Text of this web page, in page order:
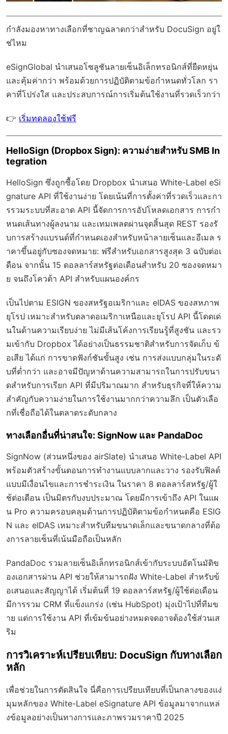
กำลังมองหาทางเลือกที่ชาญฉลาดกว่าสำหรับ DocuSign อยู่ใ
ช่ไหม
eSignGlobal นำเสนอโซลูชันลายเซ็นอิเล็กทรอนิกส์ที่ยืดหยุ่น
และคุ้มค่ากว่า พร้อมด้วยการปฏิบัติตามข้อกำหนดทั่วโลก รา
คาที่โปร่งใส และประสบการณ์การเริ่มต้นใช้งานที่รวดเร็วกว่า
👉 เริ่มทดลองใช้ฟรี
HelloSign (Dropbox Sign): ความง่ายสำหรับ SMB In
tegration
HelloSign ซึ่งถูกซื้อโดย Dropbox นำเสนอ White-Label eSi
gnature API ที่ใช้งานง่าย โดยเน้นที่การตั้งค่าที่รวดเร็วและกา
รรวมระบบที่สะอาด API นี้จัดการการอัปโหลดเอกสาร การกำ
หนดเส้นทางผู้ลงนาม และเทมเพลตผ่านจุดสิ้นสุด REST รองรั
บการสร้างแบรนด์ที่กำหนดเองสำหรับหน้าลายเซ็นและอีเมล ร
าคาขึ้นอยู่กับซองจดหมาย: ฟรีสำหรับเอกสารสูงสุด 3 ฉบับต่อเ
ดือน จากนั้น 15 ดอลลาร์สหรัฐต่อเดือนสำหรับ 20 ซองจดหมา
ย จนถึงโควต้า API สำหรับแผนองค์กร
เป็นไปตาม ESIGN ของสหรัฐอเมริกาและ eIDAS ของสหภาพ
ยุโรป เหมาะสำหรับตลาดอเมริกาเหนือและยุโรป API นี้โดดเด่
นในด้านความเรียบง่าย ไม่มีเส้นโค้งการเรียนรู้ที่สูงชัน และรว
มเข้ากับ Dropbox ได้อย่างเป็นธรรมชาติสำหรับการจัดเก็บ ข้
อเสีย ได้แก่ การขาดฟังก์ชันขั้นสูง เช่น การส่งแบบกลุ่มในระดั
บที่ต่ำกว่า และอาจมีปัญหาด้านความสามารถในการปรับขนา
ดสำหรับการเรียก API ที่มีปริมาณมาก สำหรับธุรกิจที่ให้ความ
สำคัญกับความง่ายในการใช้งานมากกว่าความลึก เป็นตัวเลือ
กที่เชื่อถือได้ในตลาดระดับกลาง
ทางเลือกอื่นที่น่าสนใจ: SignNow และ PandaDoc
SignNow (ส่วนหนึ่งของ airSlate) นำเสนอ White-Label API
พร้อมตัวสร้างขั้นตอนการทำงานแบบลากและวาง รองรับฟิลด์
แบบมีเงื่อนไขและการชำระเงิน ในราคา 8 ดอลลาร์สหรัฐ/ผู้ใ
ช้ต่อเดือน เป็นมิตรกับงบประมาณ โดยมีการเข้าถึง API ในแผ
น Pro ความครอบคลุมด้านการปฏิบัติตามข้อกำหนดคือ ESIG
N และ eIDAS เหมาะสำหรับทีมขนาดเล็กและขนาดกลางที่ต้อ
งการลายเซ็นที่เน้นมือถือเป็นหลัก
PandaDoc รวมลายเซ็นอิเล็กทรอนิกส์เข้ากับระบบอัตโนมัติข
องเอกสารผ่าน API ช่วยให้สามารถฝัง White-Label สำหรับข้
อเสนอและสัญญาได้ เริ่มต้นที่ 19 ดอลลาร์สหรัฐ/ผู้ใช้ต่อเดือน
มีการรวม CRM ที่แข็งแกร่ง (เช่น HubSpot) มุ่งเป้าไปที่ทีมข
าย แต่การใช้งาน API ที่เข้มข้นอย่างหมดจดอาจต้องใช้ส่วนเส
ริม
การวิเคราะห์เปรียบเทียบ: DocuSign กับทางเลือก
หลัก
เพื่อช่วยในการตัดสินใจ นี่คือการเปรียบเทียบที่เป็นกลางของแง่
มุมหลักของ White-Label eSignature API ข้อมูลมาจากแหล่
งข้อมูลอย่างเป็นทางการและภาพรวมราคาปี 2025